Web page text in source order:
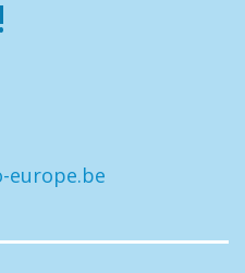
europe.be